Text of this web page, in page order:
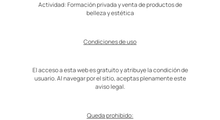
Actividad: Formación privada y venta de productos de
belleza y estética
Condiciones de uso
El acceso a esta web es gratuito y atribuye la condición de
usuario. Al navegar por el sitio, aceptas plenamente este
aviso legal.
Queda prohibido: